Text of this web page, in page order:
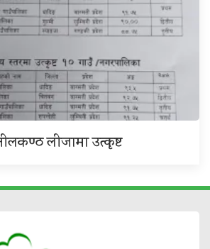
लीजामा उत्कृष्ट